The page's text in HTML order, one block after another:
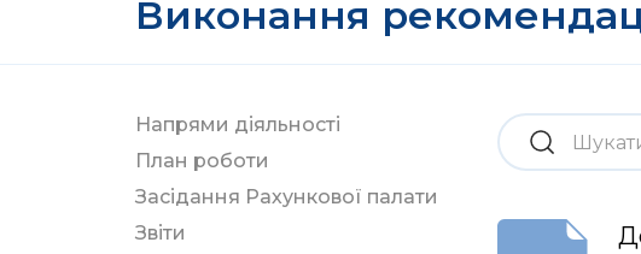
Виконання
Напрями діяльності
План роботи
Засідання Рахункової палати
Звіти